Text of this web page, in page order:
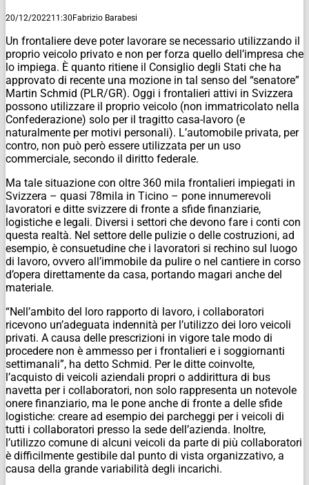
20/12/202211:30Fabrizio Barabesi
Un frontaliere deve poter lavorare se necessario utilizzando il
proprio veicolo privato e non per forza quello dell’impresa che
lo impiega. È quanto ritiene il Consiglio degli Stati che ha
approvato di recente una mozione in tal senso del “senatore”
Martin Schmid (PLR/GR). Oggi i frontalieri attivi in Svizzera
possono utilizzare il proprio veicolo (non immatricolato nella
Confederazione) solo per il tragitto casa-lavoro (e
naturalmente per motivi personali). L’automobile privata, per
contro, non può però essere utilizzata per un uso
commerciale, secondo il diritto federale.
Ma tale situazione con oltre 360 mila frontalieri impiegati in
Svizzera – quasi 78mila in Ticino – pone innumerevoli
lavoratori e ditte svizzere di fronte a sfide finanziarie,
logistiche e legali. Diversi i settori che devono fare i conti con
questa realtà. Nel settore delle pulizie o delle costruzioni, ad
esempio, è consuetudine che i lavoratori si rechino sul luogo
di lavoro, ovvero all’immobile da pulire o nel cantiere in corso
d’opera direttamente da casa, portando magari anche del
materiale.
“Nell’ambito del loro rapporto di lavoro, i collaboratori
ricevono un’adeguata indennità per l’utilizzo dei loro veicoli
privati. A causa delle prescrizioni in vigore tale modo di
procedere non è ammesso per i frontalieri e i soggiornanti
settimanali”, ha detto Schmid. Per le ditte coinvolte,
l’acquisto di veicoli aziendali propri o addirittura di bus
navetta per i collaboratori, non solo rappresenta un notevole
onere finanziario, ma le pone anche di fronte a delle sfide
logistiche: creare ad esempio dei parcheggi per i veicoli di
tutti i collaboratori presso la sede dell’azienda. Inoltre,
l’utilizzo comune di alcuni veicoli da parte di più collaboratori
è difficilmente gestibile dal punto di vista organizzativo, a
causa della grande variabilità degli incarichi.